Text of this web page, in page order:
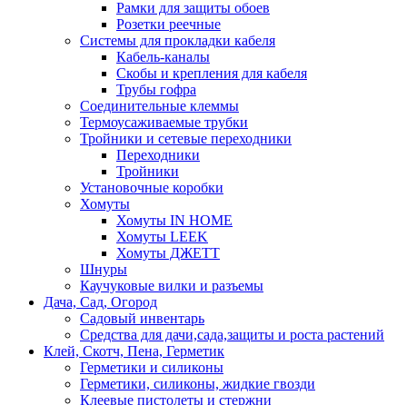
Рамки для защиты обоев
Розетки реечные
Системы для прокладки кабеля
Кабель-каналы
Скобы и крепления для кабеля
Трубы гофра
Соединительные клеммы
Термоусаживаемые трубки
Тройники и сетевые переходники
Переходники
Тройники
Установочные коробки
Хомуты
Хомуты IN HOME
Хомуты LEEK
Хомуты ДЖЕТТ
Шнуры
Каучуковые вилки и разъемы
Дача, Сад, Огород
Садовый инвентарь
Средства для дачи,сада,защиты и роста растений
Клей, Скотч, Пена, Герметик
Герметики и силиконы
Герметики, силиконы, жидкие гвозди
Клеевые пистолеты и стержни